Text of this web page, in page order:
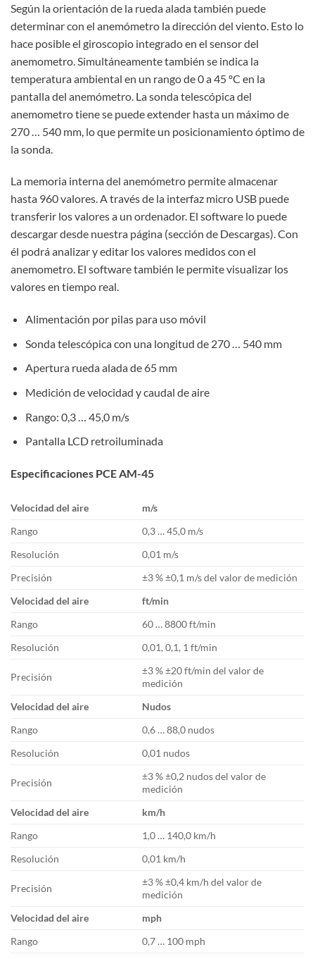
Según la orientación de la rueda alada también puede
determinar con el anemómetro la dirección del viento. Esto lo
hace posible el giroscopio integrado en el sensor del
anemometro. Simultáneamente también se indica la
temperatura ambiental en un rango de 0 a 45 ºC en la
pantalla del anemómetro. La sonda telescópica del
anemometro tiene se puede extender hasta un máximo de
270 … 540 mm, lo que permite un posicionamiento óptimo de
la sonda.
La memoria interna del anemómetro permite almacenar
hasta 960 valores. A través de la interfaz micro USB puede
transferir los valores a un ordenador. El software lo puede
descargar desde nuestra página (sección de Descargas). Con
él podrá analizar y editar los valores medidos con el
anemometro. El software también le permite visualizar los
valores en tiempo real.
Alimentación por pilas para uso móvil
Sonda telescópica con una longitud de 270 … 540 mm
Apertura rueda alada de 65 mm
Medición de velocidad y caudal de aire
Rango: 0,3 … 45,0 m/s
Pantalla LCD retroiluminada
Especificaciones PCE AM-45
Velocidad del aire
m/s
Rango
0,3 … 45,0 m/s
Resolución
0,01 m/s
Precisión
±3 % ±0,1 m/s del valor de medición
Velocidad del aire
ft/min
Rango
60 … 8800 ft/min
Resolución
0,01, 0,1, 1 ft/min
Precisión
±3 % ±20 ft/min del valor de
medición
Velocidad del aire
Nudos
Rango
0,6 … 88,0 nudos
Resolución
0,01 nudos
Precisión
±3 % ±0,2 nudos del valor de
medición
Velocidad del aire
km/h
Rango
1,0 … 140,0 km/h
Resolución
0,01 km/h
Precisión
±3 % ±0,4 km/h del valor de
medición
Velocidad del aire
mph
Rango
0,7 … 100 mph